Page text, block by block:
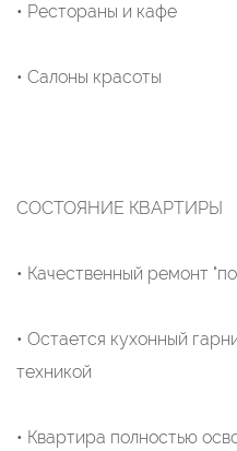
• Рестораны и кафе
• Салоны красоты
СОСТОЯНИЕ КВАРТИРЫ
• Качественный ремонт
• Остается кухонный
техникой
• Квартира полностью